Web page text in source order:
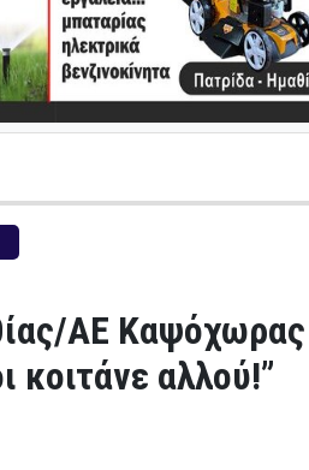
ΑΕ Καψόχωρας
κοιτάνε αλλού!”